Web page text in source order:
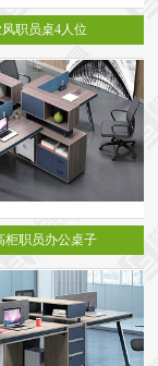
职员桌4人位
柜职员办公桌子